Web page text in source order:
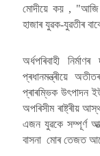
মোদীয়ে কয় , "আজি
হাজাৰ যুৱক-যুৱতীৰ
অৰ্ধপৰিবাহী
প্ৰধানমন্ত্ৰীয়ে
প্ৰাৰম্ভিক উৎপাদন
অপৰিসীম ৰাষ্ট্ৰীয়
এজন যুৱকে সম্পূৰ্ণ
বাসনা মোৰ তেজত